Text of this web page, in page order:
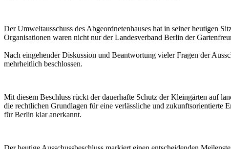
Der Umweltausschuss des Abgeordnetenhauses hat in seiner heutigen
Organisationen waren nicht nur der Landesverband Berlin der
Nach eingehender Diskussion und Beantwortung vieler Fragen der
mehrheitlich beschlossen.
Mit diesem Beschluss rückt der dauerhafte Schutz der Kleingärten auf
die rechtlichen Grundlagen für eine verlässliche und zukunftsorientierte
für Berlin klar anerkannt.